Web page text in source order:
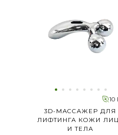
10
3D-МАССАЖЕР ДЛЯ
ЛИФТИНГА КОЖИ ЛИЦА
И ТЕЛА